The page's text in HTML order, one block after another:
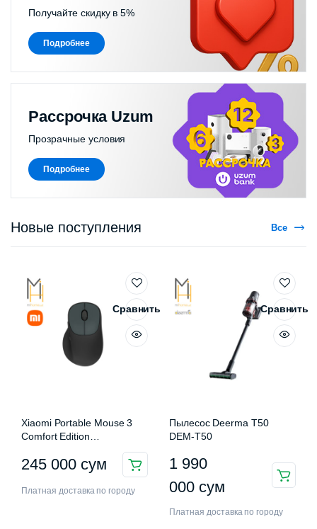
Получайте скидку в 5%
Подробнее
Рассрочка Uzum
Прозрачные условия
Подробнее
Новые поступления Все
Сравнить
Xiaomi Portable Mouse 3
Comfort Edition
245 000 сум
Платная доставка по городу
Сравнить
Пылесос Deerma T50
DEM-T50
1 990
000 сум
Платная доставка по городу